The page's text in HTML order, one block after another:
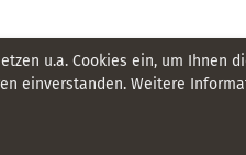
u.a. Cookies ein, um
einverstanden. Weitere